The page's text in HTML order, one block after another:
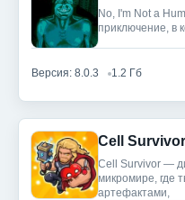
No, I'm Not a
приключение, в
Версия: 8.0.3 1.2 Гб
Cell
Cell Survivor —
микромире, где
артефактами,